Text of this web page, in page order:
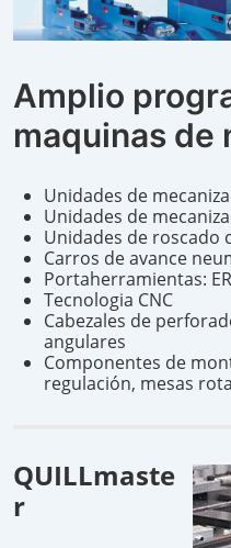
Amplio
maquinas de
Unidades de
Unidades de
Unidades de
Carros de avance
Portaherramientas:
Tecnologia CNC
Cabezales de
angulares
Componentes de
regulación, mesas
QUILLmaste
r